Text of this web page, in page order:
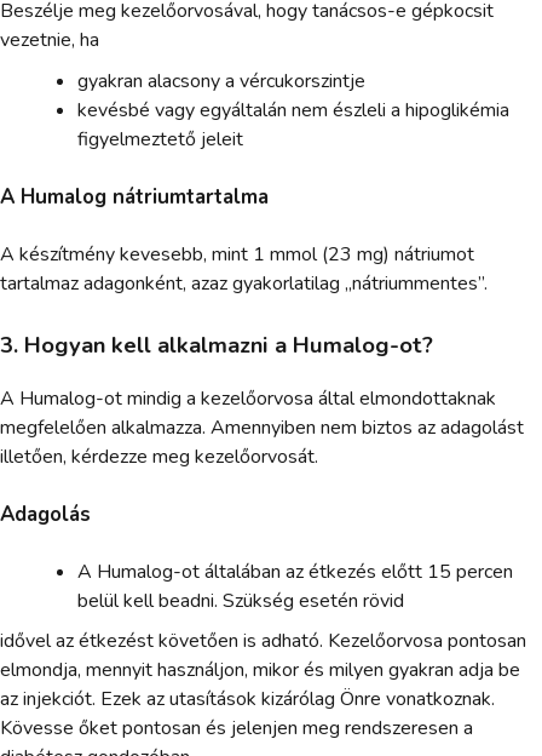
Beszélje meg kezelőorvosával, hogy tanácsos-e gépkocsit
vezetnie, ha
gyakran alacsony a vércukorszintje
kevésbé vagy egyáltalán nem észleli a hipoglikémia
figyelmeztető jeleit
A Humalog nátriumtartalma
A készítmény kevesebb, mint 1 mmol (23 mg) nátriumot
tartalmaz adagonként, azaz gyakorlatilag „nátriummentes”.
3. Hogyan kell alkalmazni a Humalog-ot?
A Humalog-ot mindig a kezelőorvosa által elmondottaknak
megfelelően alkalmazza. Amennyiben nem biztos az adagolást
illetően, kérdezze meg kezelőorvosát.
Adagolás
A Humalog-ot általában az étkezés előtt 15 percen
belül kell beadni. Szükség esetén rövid
idővel az étkezést követően is adható. Kezelőorvosa pontosan
elmondja, mennyit használjon, mikor és milyen gyakran adja be
az injekciót. Ezek az utasítások kizárólag Önre vonatkoznak.
Kövesse őket pontosan és jelenjen meg rendszeresen a